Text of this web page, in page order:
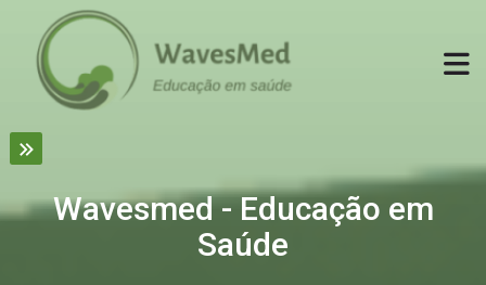
Skip to navigation
Skip to login form
Ir para o conteúdo principal
Skip to accessibility options
Skip to footer
Skip accessibility options
Página inicial
Wavesmed - Educação em
Saúde